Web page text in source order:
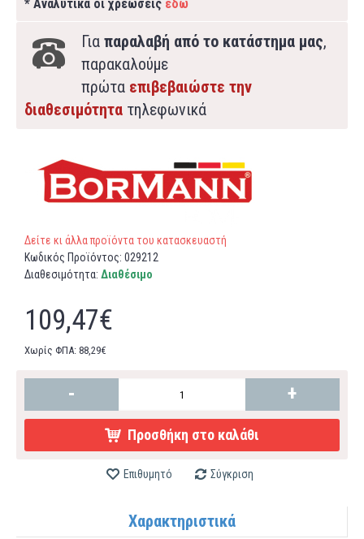
* Αναλυτικά οι χρεώσεις εδώ
Για παραλαβή από το κατάστημα μας,
παρακαλούμε
πρώτα επιβεβαιώστε την
διαθεσιμότητα τηλεφωνικά
Δείτε κι άλλα προϊόντα του κατασκευαστή
Κωδικός Προϊόντος: 029212
Διαθεσιμότητα: Διαθέσιμο
109,47€
Χωρίς ΦΠΑ: 88,29€
- +
Προσθήκη στο καλάθι
Επιθυμητό Σύγκριση
Χαρακτηριστικά